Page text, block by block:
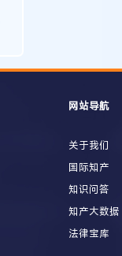
网站导航
关于我们
国际知产
知识问答
知产大数据
法律宝库